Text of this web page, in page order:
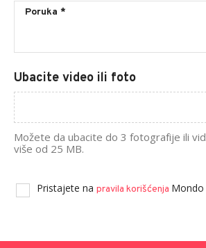
Ubacite video ili foto
Možete da ubacite do 3 fotografije ili
više od 25 MB.
Pristajete na pravila korišćenja Mondo